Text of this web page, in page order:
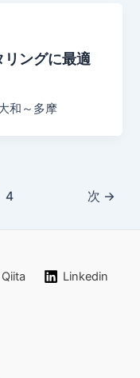
ングに最適
和～多摩
4 次 →
Qiita
Linkedin